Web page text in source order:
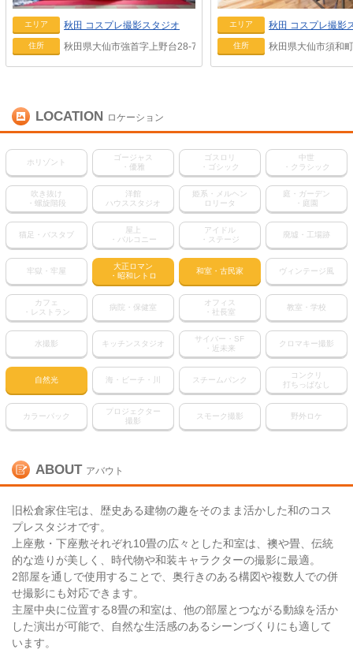
エリア 秋田 コスプレ撮影スタジオ
住所 秋田県大仙市強首字上野台28-7
エリア 秋田 コスプレ撮影
住所 秋田県大仙市須和
LOCATION ロケーション
ホリゾント
ゴージャス
・優雅
ゴスロリ
・ゴシック
中世
・クラシック
吹き抜け
・螺旋階段
洋館
ハウススタジオ
姫系・メルヘン
ロリータ
庭・ガーデン
・庭園
猫足・バスタブ
屋上
・バルコニー
アイドル
・ステージ
廃墟・工場跡
牢獄・牢屋
大正ロマン
・昭和レトロ
和室・古民家 ヴィンテージ風
カフェ
・レストラン
病院・保健室
オフィス
・社長室
教室・学校
水撮影 キッチンスタジオ
サイバー・SF
・近未来
クロマキー撮影
自然光 海・ビーチ・川 スチームパンク
コンクリ
打ちっぱなし
カラーパック
プロジェクター
撮影
スモーク撮影 野外ロケ
ABOUT アバウト
旧松倉家住宅は、歴史ある建物の趣をそのまま活かした和のコス
プレスタジオです。
上座敷・下座敷それぞれ10畳の広々とした和室は、襖や畳、伝統
的な造りが美しく、時代物や和装キャラクターの撮影に最適。
2部屋を通しで使用することで、奥行きのある構図や複数人での併
せ撮影にも対応できます。
主屋中央に位置する8畳の和室は、他の部屋とつながる動線を活か
した演出が可能で、自然な生活感のあるシーンづくりにも適して
います。